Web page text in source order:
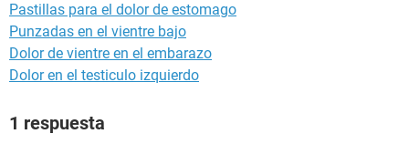
Pastillas para el dolor de estomago
Punzadas en el vientre bajo
Dolor de vientre en el embarazo
Dolor en el testiculo izquierdo
1 respuesta